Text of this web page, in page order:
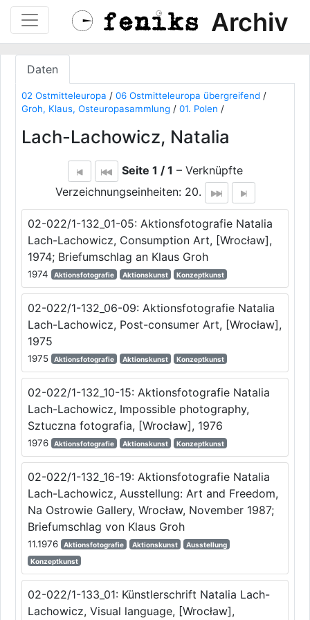
Archiv
Daten
02 Ostmitteleuropa / 06 Ostmitteleuropa übergreifend /
Groh, Klaus, Osteuropasammlung / 01. Polen /
Lach-Lachowicz, Natalia
Seite 1 / 1 – Verknüpfte
Verzeichnungseinheiten: 20.
02-022/1-132_01-05: Aktionsfotografie Natalia
Lach-Lachowicz, Consumption Art, [Wrocław],
1974; Briefumschlag an Klaus Groh
1974 Aktionsfotografie Aktionskunst Konzeptkunst
02-022/1-132_06-09: Aktionsfotografie Natalia
Lach-Lachowicz, Post-consumer Art, [Wrocław],
1975
1975 Aktionsfotografie Aktionskunst Konzeptkunst
02-022/1-132_10-15: Aktionsfotografie Natalia
Lach-Lachowicz, Impossible photography,
Sztuczna fotografia, [Wrocław], 1976
1976 Aktionsfotografie Aktionskunst Konzeptkunst
02-022/1-132_16-19: Aktionsfotografie Natalia
Lach-Lachowicz, Ausstellung: Art and Freedom,
Na Ostrowie Gallery, Wrocław, November 1987;
Briefumschlag von Klaus Groh
11.1976 Aktionsfotografie Aktionskunst
Ausstellung
Konzeptkunst
02-022/1-133_01: Künstlerschrift Natalia Lach-
Lachowicz, Visual language, [Wrocław],